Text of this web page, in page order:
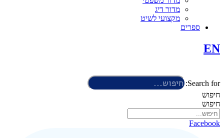
מדור דיג
מקצועי לשיט
ספרים
EN
Search for:
חיפוש
חיפוש
Facebook